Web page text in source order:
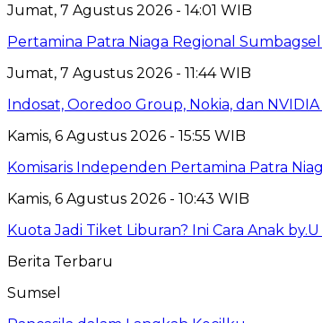
Jumat, 7 Agustus 2026 - 14:01 WIB
Pertamina Patra Niaga Regional
Jumat, 7 Agustus 2026 - 11:44 WIB
Indosat, Ooredoo Group, Nokia, dan
Kamis, 6 Agustus 2026 - 15:55 WIB
Komisaris Independen Pertamina Patra
Kamis, 6 Agustus 2026 - 10:43 WIB
Kuota Jadi Tiket Liburan? Ini Cara Anak
Berita Terbaru
Sumsel